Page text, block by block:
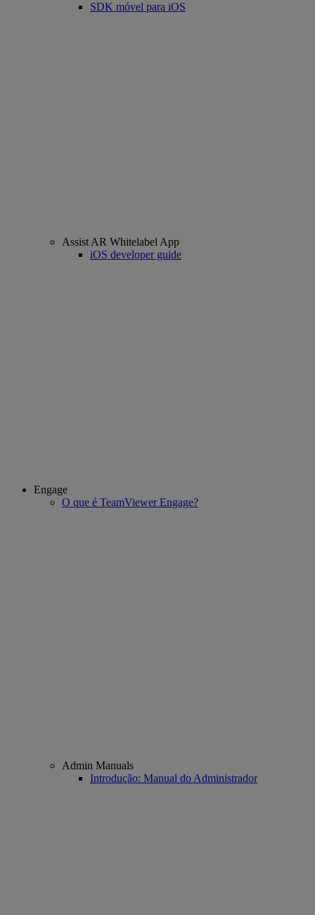
SDK móvel para iOS
Assist AR Whitelabel App
iOS developer guide
Engage
O que é TeamViewer Engage?
Admin Manuals
Introdução: Manual do Administrador